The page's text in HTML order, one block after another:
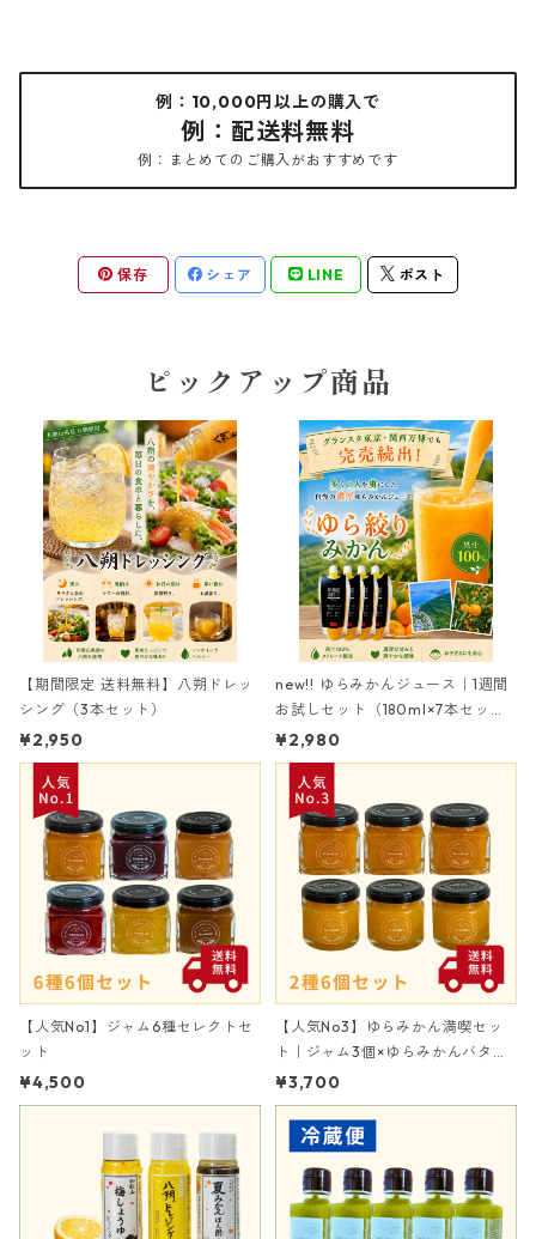
例：10,000円以上の購入で
例：配送料無料
例：まとめてのご購入がおすすめです
保存 シェア LINE ポスト
ピックアップ商品
【期間限定 送料無料】八朔ドレッ
シング（3本セット）
¥2,950
new!! ゆらみかんジュース｜1週間
お試しセット（180ml×7本セッ
ト）
¥2,980
【人気No1】ジャム6種セレクトセ
ット
¥4,500
【人気No3】ゆらみかん満喫セッ
ト｜ジャム3個×ゆらみかんバター
3個
¥3,700